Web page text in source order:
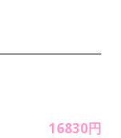
16830円